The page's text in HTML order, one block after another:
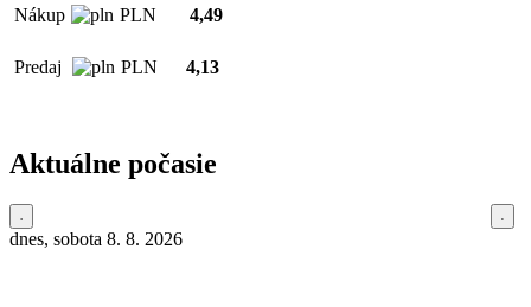
Nákup PLN 4,49
Predaj PLN 4,13
Aktuálne počasie
dnes, sobota 8. 8. 2026